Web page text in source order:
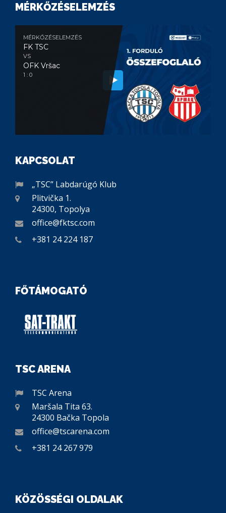
MÉRKŐZÉSELEMZÉS
MÉRKŐZÉSELEMZÉS
FK TSC
VS
OFK Vršac
1 : 0
KAPCSOLAT
„TSC” Labdarúgó Klub
Plitvička 1.
24300, Topolya
office@fktsc.com
+381 24 224 187
FŐTÁMOGATÓ
TSC ARENA
TSC Arena
Maršala Tita 63.
24300 Bačka Topola
office@tscarena.com
+381 24 267 979
KÖZÖSSÉGI OLDALAK